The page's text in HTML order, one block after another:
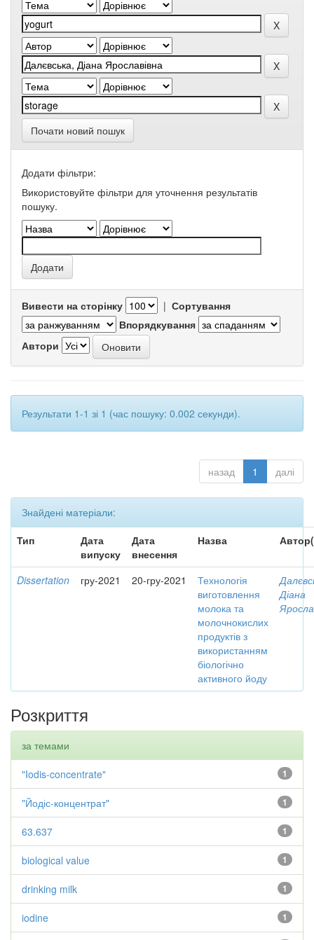
Почати новий пошук
Додати фільтри:
Використовуйте фільтри для уточнення результатів
пошуку.
Вивести на сторінку | Сортування
Впорядкування
Автори
Результати 1-1 зі 1 (час пошуку: 0.002 секунди).
назад 1 далі
Знайдені матеріали:
Тип
Дата
випуску
Дата
внесення
Назва
Dissertation гру-2021 20-гру-2021
Технологія
виготовлення
молока та
молочнокислих
продуктів з
використанням
біологічно
активного йоду
Діана
Розкриття
за темами
1
"Iodis-concentrate"
1
"Йодіс-концентрат"
1
63.637
1
biological value
1
drinking milk
1
iodine